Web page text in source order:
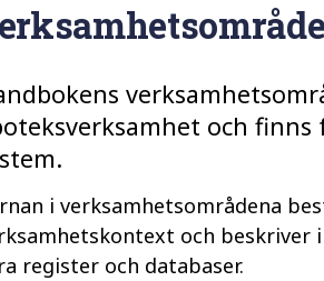
och
i verksamhetsområdena
och
register och databaser.